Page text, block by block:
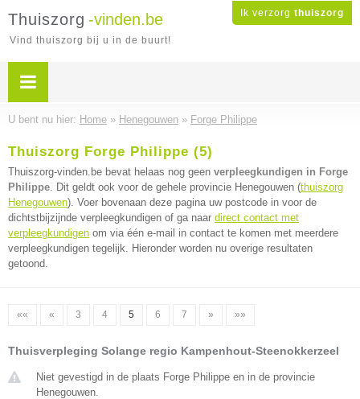
Ik verzorg thuiszorg
Thuiszorg -vinden.be
Vind thuiszorg bij u in de buurt!
U bent nu hier: Home » Henegouwen » Forge Philippe
Thuiszorg Forge Philippe (5)
Thuiszorg-vinden.be bevat helaas nog geen verpleegkundigen in Forge
Philippe. Dit geldt ook voor de gehele provincie Henegouwen (thuiszorg
Henegouwen). Voer bovenaan deze pagina uw postcode in voor de
dichtstbijzijnde verpleegkundigen of ga naar direct contact met
verpleegkundigen om via één e-mail in contact te komen met meerdere
verpleegkundigen tegelijk. Hieronder worden nu overige resultaten
getoond.
«« « 3 4 5 6 7 » »»
Thuisverpleging Solange regio Kampenhout-Steenokkerzeel
Niet gevestigd in de plaats Forge Philippe en in de provincie
Henegouwen.